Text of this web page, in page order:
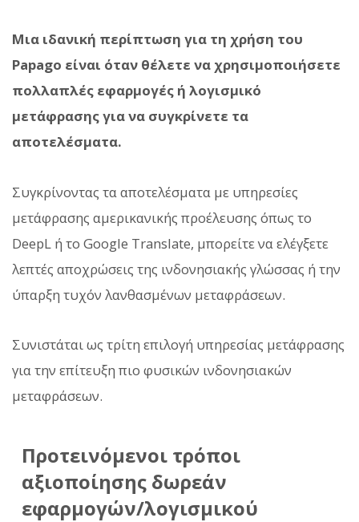
Μια ιδανική περίπτωση για τη χρήση του
Papago είναι όταν θέλετε να χρησιμοποιήσετε
πολλαπλές εφαρμογές ή λογισμικό
μετάφρασης για να συγκρίνετε τα
αποτελέσματα.
Συγκρίνοντας τα αποτελέσματα με υπηρεσίες
μετάφρασης αμερικανικής προέλευσης όπως το
DeepL ή το Google Translate, μπορείτε να ελέγξετε
λεπτές αποχρώσεις της ινδονησιακής γλώσσας ή την
ύπαρξη τυχόν λανθασμένων μεταφράσεων.
Συνιστάται ως τρίτη επιλογή υπηρεσίας μετάφρασης
για την επίτευξη πιο φυσικών ινδονησιακών
μεταφράσεων.
Προτεινόμενοι τρόποι
αξιοποίησης δωρεάν
εφαρμογών/λογισμικού